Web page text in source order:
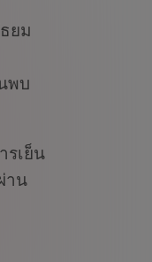
ยม
พบ
รเย็น
าน